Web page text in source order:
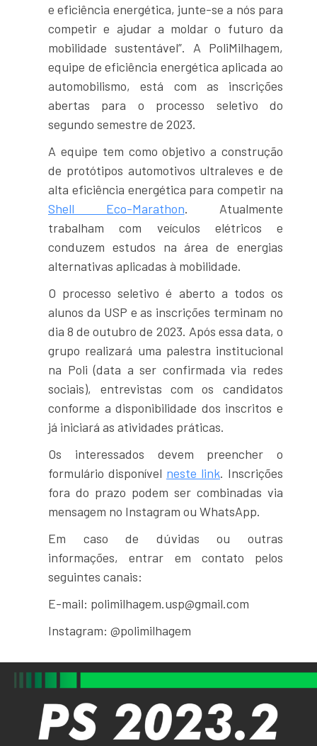
e eficiência energética, junte-se a nós para
competir e ajudar a moldar o futuro da
mobilidade sustentável”. A PoliMilhagem,
equipe de eficiência energética aplicada ao
automobilismo, está com as inscrições
abertas para o processo seletivo do
segundo semestre de 2023.
A equipe tem como objetivo a construção
de protótipos automotivos ultraleves e de
alta eficiência energética para competir na
Shell Eco-Marathon. Atualmente
trabalham com veículos elétricos e
conduzem estudos na área de energias
alternativas aplicadas à mobilidade.
O processo seletivo é aberto a todos os
alunos da USP e as inscrições terminam no
dia 8 de outubro de 2023. Após essa data, o
grupo realizará uma palestra institucional
na Poli (data a ser confirmada via redes
sociais), entrevistas com os candidatos
conforme a disponibilidade dos inscritos e
já iniciará as atividades práticas.
Os interessados devem preencher o
formulário disponível neste link. Inscrições
fora do prazo podem ser combinadas via
mensagem no Instagram ou WhatsApp.
Em caso de dúvidas ou outras
informações, entrar em contato pelos
seguintes canais:
E-mail: polimilhagem.usp@gmail.com
Instagram: @polimilhagem